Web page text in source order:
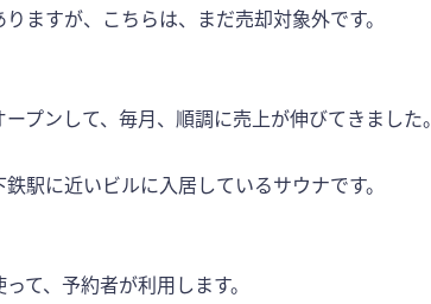
ますが、こちらは、まだ売却対象外です。
プンして、毎月、順調に売上が伸びてきました。
駅に近いビルに入居しているサウナです。
て、予約者が利用します。